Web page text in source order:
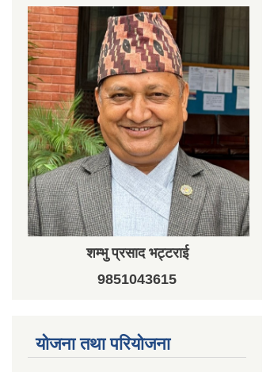
शम्भु प्रसाद भट्टराई
9851043615
योजना तथा परियोजना